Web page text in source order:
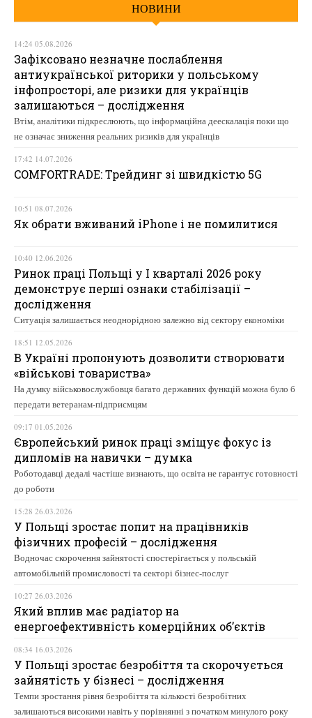
НОВИНИ
14:24 05.08.2026
Зафіксовано незначне послаблення
антиукраїнської риторики у польському
інфопросторі, але ризики для українців
залишаються – дослідження
Втім, аналітики підкреслюють, що інформаційна деескалація поки що
не означає зниження реальних ризиків для українців
17:42 14.07.2026
COMFORTRADE: Трейдинг зі швидкістю 5G
10:51 08.07.2026
Як обрати вживаний iPhone і не помилитися
10:40 12.06.2026
Ринок праці Польщі у І кварталі 2026 року
демонструє перші ознаки стабілізації –
дослідження
Ситуація залишається неоднорідною залежно від сектору економіки
18:51 12.05.2026
В Україні пропонують дозволити створювати
«військові товариства»
На думку військовослужбовця багато державних функцій можна було б
передати ветеранам-підприємцям
09:17 01.05.2026
Європейський ринок праці зміщує фокус із
дипломів на навички – думка
Роботодавці дедалі частіше визнають, що освіта не гарантує готовності
до роботи
15:28 26.03.2026
У Польщі зростає попит на працівників
фізичних професій – дослідження
Водночас скорочення зайнятості спостерігається у польській
автомобільній промисловості та секторі бізнес-послуг
10:27 26.03.2026
Який вплив має радіатор на
енергоефективність комерційних об’єктів
08:34 16.03.2026
У Польщі зростає безробіття та скорочується
зайнятість у бізнесі – дослідження
Темпи зростання рівня безробіття та кількості безробітних
залишаються високими навіть у порівнянні з початком минулого року